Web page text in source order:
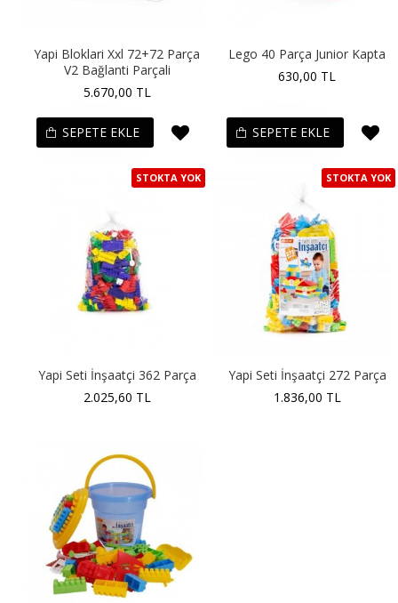
Yapi Bloklari Xxl 72+72 Parça
V2 Bağlanti Parçali
5.670,00 TL
SEPETE EKLE
Lego 40 Parça Junior Kapta
630,00 TL
SEPETE EKLE
STOKTA YOK
Yapi Seti İnşaatçi 362 Parça
2.025,60 TL
STOKTA YOK
Yapi Seti İnşaatçi 272 Parça
1.836,00 TL